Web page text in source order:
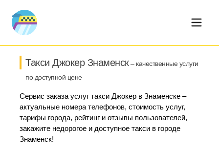
Такси Джокер Знаменск– качественные услуги
по доступной цене
Сервис заказа услуг такси Джокер в Знаменске –
актуальные номера телефонов, стоимость услуг,
тарифы города, рейтинг и отзывы пользователей,
закажите недорогое и доступное такси в городе
Знаменск!